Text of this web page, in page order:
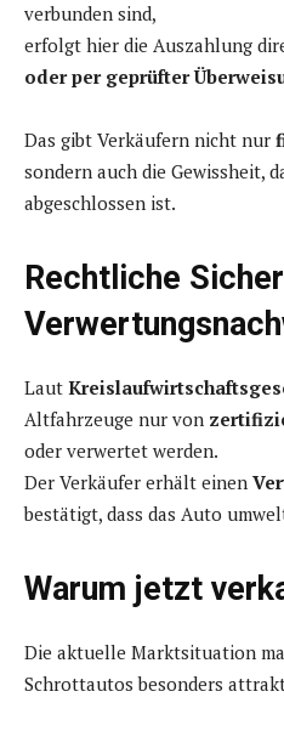
verbunden sind,
erfolgt hier die Auszahlung
oder per geprüfter
Das gibt Verkäufern nicht nur
sondern auch die Gewissheit,
abgeschlossen ist.
Rechtliche
Laut
Altfahrzeuge nur von
oder verwertet werden.
Der Verkäufer erhält einen
bestätigt, dass das Auto
Warum jetzt
Die aktuelle Marktsituation
Schrottautos besonders